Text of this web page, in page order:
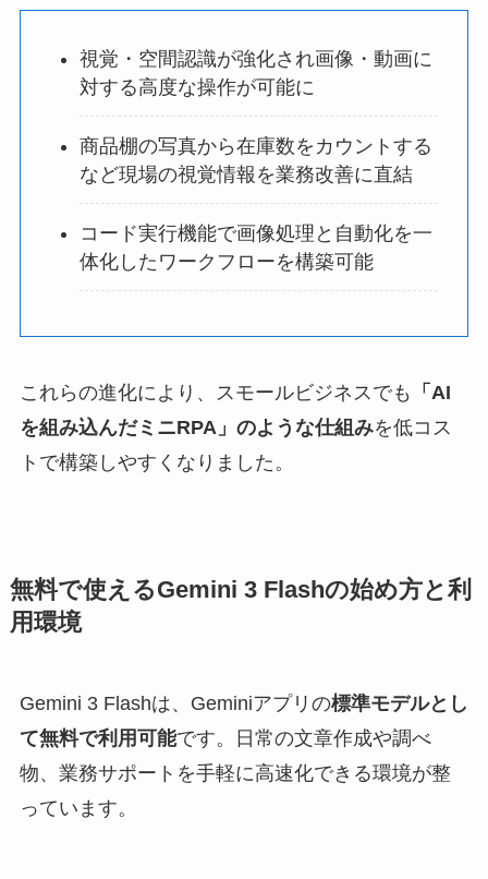
視覚・空間認識が強化され画像・動画に
対する高度な操作が可能に
商品棚の写真から在庫数をカウントする
など現場の視覚情報を業務改善に直結
コード実行機能で画像処理と自動化を一
体化したワークフローを構築可能
これらの進化により、スモールビジネスでも
「AI
を組み込んだミニRPA」のような仕組みを低コス
トで構築しやすくなりました。
無料で使えるGemini 3 Flashの始め方と利
用環境
Gemini 3 Flashは、Geminiアプリの標準モデルとし
て無料で利用可能です。日常の文章作成や調べ
物、業務サポートを手軽に高速化できる環境が整
っています。